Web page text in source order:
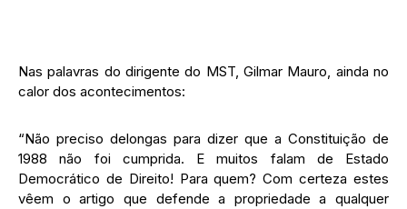
Nas palavras do dirigente do MST, Gilmar Mauro, ainda no
calor dos acontecimentos:
“Não preciso delongas para dizer que a Constituição de
1988 não foi cumprida. E muitos falam de Estado
Democrático de Direito! Para quem? Com certeza estes
vêem o artigo que defende a propriedade a qualquer